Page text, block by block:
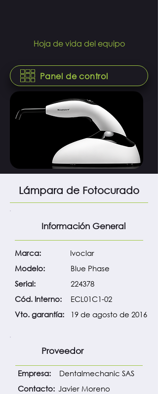
Hoja de vida del equipo
Panel de control
Lámpara de Fotocurado
Información General
Marca:
Ivoclar
Modelo:
Blue Phase
Serial:
224378
Cód. Interno:
ECL01C1-02
Vto. garantía:
19 de agosto de 2016
Proveedor
Empresa:
Dentalmechanic SAS
Contacto: Javier Moreno